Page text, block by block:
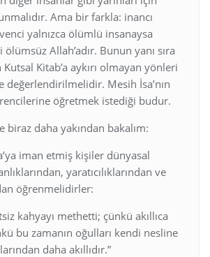
Ama bir farkla: inancı
yalnızca ölümlü insanaysa
ölümsüz Allah’adır. Bunun yanı sıra
Kitab’a aykırı olmayan yönleri
değerlendirilmelidir. Mesih İsa’nın
öğretmek istediği budur.
biraz daha yakından bakalım:
iman etmiş kişiler dünyasal
yaratıcılıklarından ve
öğrenmelidirler:
kahyayı methetti; çünkü akıllıca
bu zamanın oğulları kendi nesline
daha akıllıdır.”